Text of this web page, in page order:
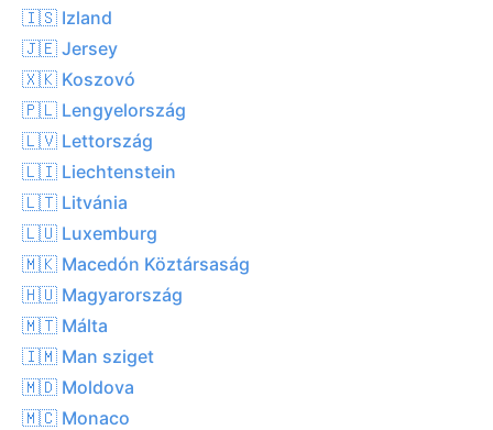
🇮🇸 Izland
🇯🇪 Jersey
🇽🇰 Koszovó
🇵🇱 Lengyelország
🇱🇻 Lettország
🇱🇮 Liechtenstein
🇱🇹 Litvánia
🇱🇺 Luxemburg
🇲🇰 Macedón Köztársaság
🇭🇺 Magyarország
🇲🇹 Málta
🇮🇲 Man sziget
🇲🇩 Moldova
🇲🇨 Monaco